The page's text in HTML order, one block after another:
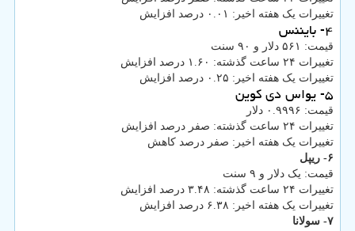
تغییرات یک هفته اخیر: ۰.۰۱ درصد افزایش
۴- بایننس
قیمت: ۵۶۱ دلار و ۹۰ سنت
تغییرات ۲۴ ساعت گذشته: ۱.۶۰ درصد افزایش
تغییرات یک هفته اخیر: ۰.۲۵ درصد افزایش
۵- یواس دی کوین
قیمت: ۰.۹۹۹۶ دلار
تغییرات ۲۴ ساعت گذشته: صفر درصد افزایش
تغییرات یک هفته اخیر: صفر درصد کاهش
۶- ریپل
قیمت: یک دلار و ۹ سنت
تغییرات ۲۴ ساعت گذشته: ۳.۴۸ درصد افزایش
تغییرات یک هفته اخیر: ۶.۳۸ درصد افزایش
۷- سولانا